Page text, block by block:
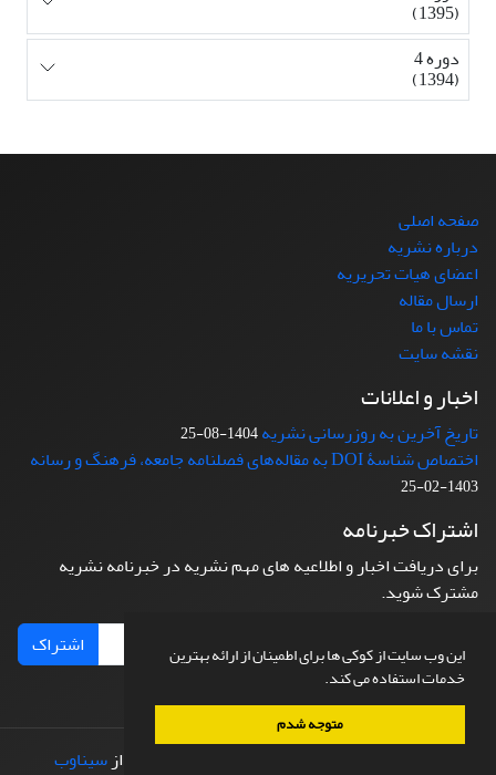
این وب سایت از کوکی ها برای اطمینان از ارائه بهترین
خدمات استفاده می کند.
متوجه شدم
(1395)
دوره 4
(1394)
صفحه اصلی
درباره نشریه
اعضای هیات تحریریه
ارسال مقاله
تماس با ما
نقشه سایت
اخبار و اعلانات
تاریخ آخرین به روزرسانی نشریه1404-08-25
اختصاص شناسۀ DOI به مقاله‌های فصلنامه جامعه، فرهنگ و رسانه
1403-02-25
اشتراک خبرنامه
برای دریافت اخبار و اطلاعیه های مهم نشریه در خبرنامه نشریه
مشترک شوید.
اشتراک
طراحی و پیاده سازی از سیناوب